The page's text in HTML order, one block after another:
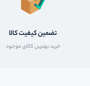
تضمین کیفیت کالا
خرید بهترین کالای موجود